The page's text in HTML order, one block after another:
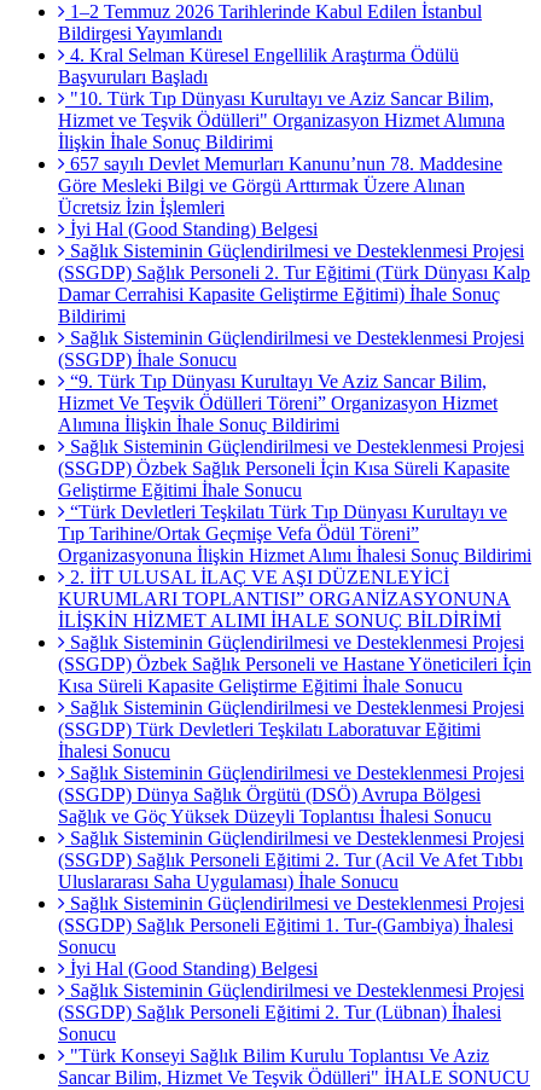
1–2 Temmuz 2026 Tarihlerinde Kabul Edilen İstanbul
Bildirgesi Yayımlandı
4. Kral Selman Küresel Engellilik Araştırma Ödülü
Başvuruları Başladı
"10. Türk Tıp Dünyası Kurultayı ve Aziz Sancar Bilim,
Hizmet ve Teşvik Ödülleri" Organizasyon Hizmet Alımına
İlişkin İhale Sonuç Bildirimi
657 sayılı Devlet Memurları Kanunu’nun 78. Maddesine
Göre Mesleki Bilgi ve Görgü Arttırmak Üzere Alınan
Ücretsiz İzin İşlemleri
İyi Hal (Good Standing) Belgesi
Sağlık Sisteminin Güçlendirilmesi ve Desteklenmesi Projesi
(SSGDP) Sağlık Personeli 2. Tur Eğitimi (Türk Dünyası Kalp
Damar Cerrahisi Kapasite Geliştirme Eğitimi) İhale Sonuç
Bildirimi
Sağlık Sisteminin Güçlendirilmesi ve Desteklenmesi Projesi
(SSGDP) İhale Sonucu
“9. Türk Tıp Dünyası Kurultayı Ve Aziz Sancar Bilim,
Hizmet Ve Teşvik Ödülleri Töreni” Organizasyon Hizmet
Alımına İlişkin İhale Sonuç Bildirimi
Sağlık Sisteminin Güçlendirilmesi ve Desteklenmesi Projesi
(SSGDP) Özbek Sağlık Personeli İçin Kısa Süreli Kapasite
Geliştirme Eğitimi İhale Sonucu
“Türk Devletleri Teşkilatı Türk Tıp Dünyası Kurultayı ve
Tıp Tarihine/Ortak Geçmişe Vefa Ödül Töreni”
Organizasyonuna İlişkin Hizmet Alımı İhalesi Sonuç Bildirimi
2. İİT ULUSAL İLAÇ VE AŞI DÜZENLEYİCİ
KURUMLARI TOPLANTISI” ORGANİZASYONUNA
İLİŞKİN HİZMET ALIMI İHALE SONUÇ BİLDİRİMİ
Sağlık Sisteminin Güçlendirilmesi ve Desteklenmesi Projesi
(SSGDP) Özbek Sağlık Personeli ve Hastane Yöneticileri İçin
Kısa Süreli Kapasite Geliştirme Eğitimi İhale Sonucu
Sağlık Sisteminin Güçlendirilmesi ve Desteklenmesi Projesi
(SSGDP) Türk Devletleri Teşkilatı Laboratuvar Eğitimi
İhalesi Sonucu
Sağlık Sisteminin Güçlendirilmesi ve Desteklenmesi Projesi
(SSGDP) Dünya Sağlık Örgütü (DSÖ) Avrupa Bölgesi
Sağlık ve Göç Yüksek Düzeyli Toplantısı İhalesi Sonucu
Sağlık Sisteminin Güçlendirilmesi ve Desteklenmesi Projesi
(SSGDP) Sağlık Personeli Eğitimi 2. Tur (Acil Ve Afet Tıbbı
Uluslararası Saha Uygulaması) İhale Sonucu
Sağlık Sisteminin Güçlendirilmesi ve Desteklenmesi Projesi
(SSGDP) Sağlık Personeli Eğitimi 1. Tur-(Gambiya) İhalesi
Sonucu
İyi Hal (Good Standing) Belgesi
Sağlık Sisteminin Güçlendirilmesi ve Desteklenmesi Projesi
(SSGDP) Sağlık Personeli Eğitimi 2. Tur (Lübnan) İhalesi
Sonucu
"Türk Konseyi Sağlık Bilim Kurulu Toplantısı Ve Aziz
Sancar Bilim, Hizmet Ve Teşvik Ödülleri" İHALE SONUCU